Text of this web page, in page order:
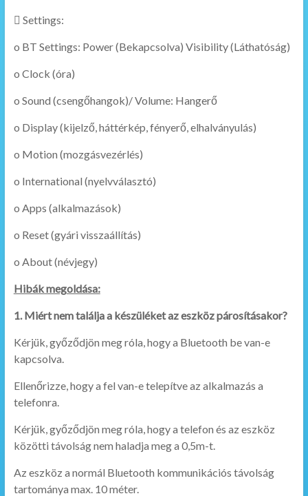
 Settings:
o BT Settings: Power (Bekapcsolva) Visibility (Láthatóság)
o Clock (óra)
o Sound (csengőhangok)/ Volume: Hangerő
o Display (kijelző, háttérkép, fényerő, elhalványulás)
o Motion (mozgásvezérlés)
o International (nyelvválasztó)
o Apps (alkalmazások)
o Reset (gyári visszaállítás)
o About (névjegy)
Hibák megoldása:
1. Miért nem találja a készüléket az eszköz párosításakor?
Kérjük, győződjön meg róla, hogy a Bluetooth be van-e
kapcsolva.
Ellenőrizze, hogy a fel van-e telepítve az alkalmazás a
telefonra.
Kérjük, győződjön meg róla, hogy a telefon és az eszköz
közötti távolság nem haladja meg a 0,5m-t.
Az eszköz a normál Bluetooth kommunikációs távolság
tartománya max. 10 méter.